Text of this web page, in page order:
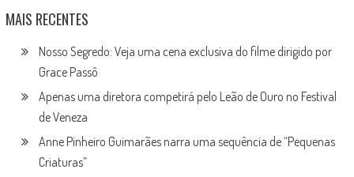
MAIS RECENTES
Nosso Segredo: Veja uma cena exclusiva do filme dirigido por
Grace Passô
Apenas uma diretora competirá pelo Leão de Ouro no Festival
de Veneza
Anne Pinheiro Guimarães narra uma sequência de “Pequenas
Criaturas”